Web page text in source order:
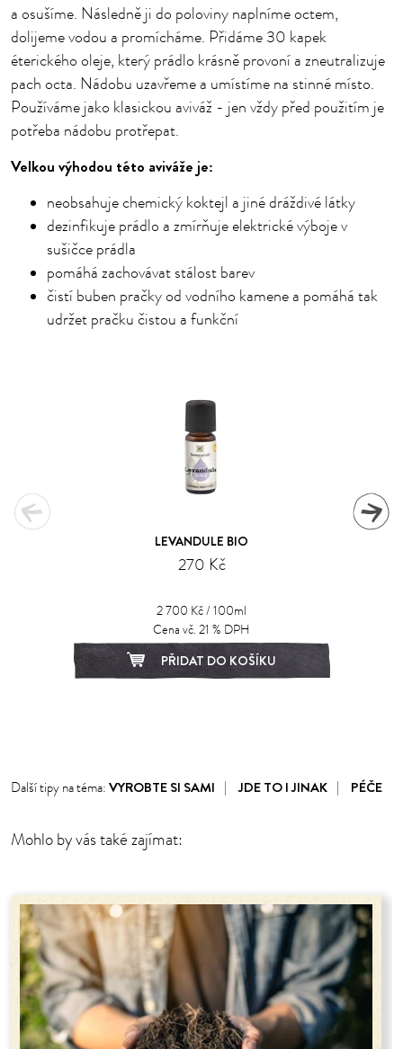
a osušíme. Následně ji do poloviny naplníme octem,
dolijeme vodou a promícháme. Přidáme 30 kapek
éterického oleje, který prádlo krásně provoní a zneutralizuje
pach octa. Nádobu uzavřeme a umístíme na stinné místo.
Používáme jako klasickou aviváž - jen vždy před použitím je
potřeba nádobu protřepat.
Velkou výhodou této aviváže je:
neobsahuje chemický koktejl a jiné dráždivé látky
dezinfikuje prádlo a zmírňuje elektrické výboje v
sušičce prádla
pomáhá zachovávat stálost barev
čistí buben pračky od vodního kamene a pomáhá tak
udržet pračku čistou a funkční
LEVANDULE BIO
270 Kč
2 700 Kč / 100ml
Cena vč. 21 % DPH
PŘIDAT DO KOŠÍKU
Další tipy na téma:VYROBTE SI SAMI JDE TO I JINAK PÉČE
Mohlo by vás také zajímat: